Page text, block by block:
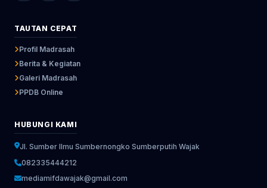
TAUTAN CEPAT
Profil Madrasah
Berita & Kegiatan
Galeri Madrasah
PPDB Online
HUBUNGI KAMI
Jl. Sumber Ilmu Sumbernongko Sumberputih Wajak
082335444212
mediamifdawajak@gmail.com